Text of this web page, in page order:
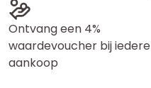
Ontvang een 4%
waardevoucher bij iedere
aankoop